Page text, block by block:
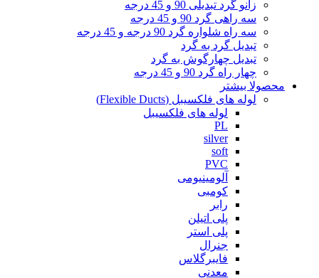
زانو گرد تبدیلی 90 و 45 درجه
سه راهی گرد 90 و 45 درجه
سه راه شلواره گرد 90 درجه و 45 درجه
تبدیل گرد به گرد
تبدیل چهارگوش به گرد
چهار راه گرد 90 و 45 درجه
محصولا بیشتر
لوله های فلکسیبل (Flexible Ducts)
لوله های فلکسیبل
PL
silver
soft
PVC
آلومینیومی
کومبی
رابر
پلی اتیلن
پلی استر
جنرال
فایبرگلاس
معدنی